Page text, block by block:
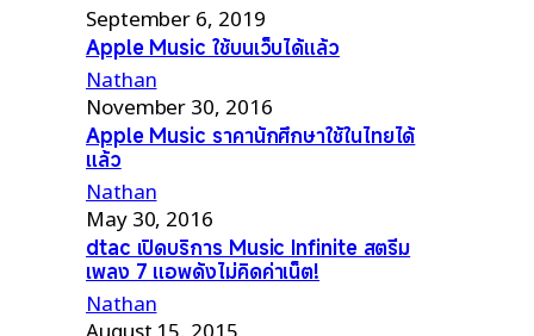
September 6, 2019
Apple Music ใช้บนเว็บได้แล้ว
Nathan
November 30, 2016
Apple Music ราคานักศึกษาใช้ในไทยได้
แล้ว
Nathan
May 30, 2016
dtac เปิดบริการ Music Infinite สตรีม
เพลง 7 แอพดังไม่คิดค่าเน็ต!
Nathan